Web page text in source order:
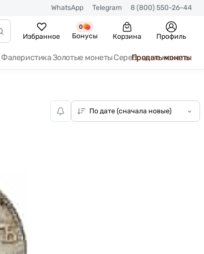
WhatsApp Telegram 8 (800) 550-26-44
Избранное
0
Бонусы Корзина Профиль
ФалеристикаЗолотые монеты Серебряные монеты
Продать монеты